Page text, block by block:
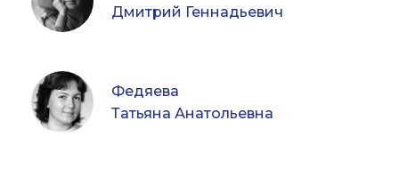
Дмитрий Геннадьевич
Федяева
Татьяна Анатольевна